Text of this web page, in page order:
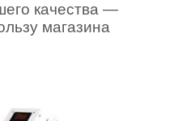
качества —
магазина